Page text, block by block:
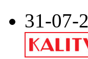
31-07-